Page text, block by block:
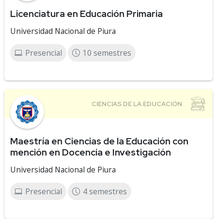
Licenciatura en Educación Primaria
Universidad Nacional de Piura
Presencial 10 semestres
Maestría en Ciencias de la Educación con
mención en Docencia e Investigación
Universidad Nacional de Piura
Presencial 4 semestres